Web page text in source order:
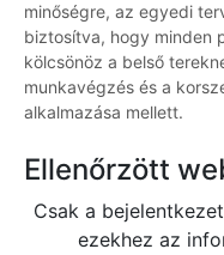
minőségre, az egyedi
biztosítva, hogy minden
kölcsönöz a belső
munkavégzés és a
alkalmazása mellett.
Ellenőrzött
Csak a
ezekhez az